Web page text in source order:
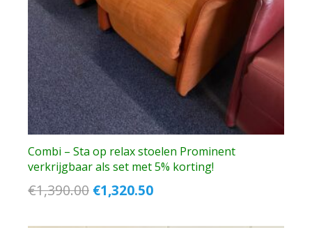
Combi – Sta op relax stoelen Prominent
verkrijgbaar als set met 5% korting!
€1,390.00 Oorspronkelijke
€1,320.50Huidige